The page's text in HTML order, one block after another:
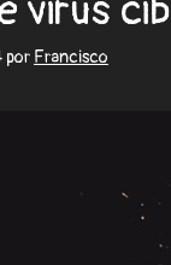
virus
por Francisco